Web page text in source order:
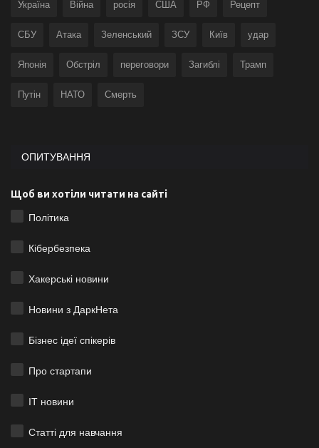
Україна Війна росія США РФ Рецепт
СБУ Атака Зеленський ЗСУ Київ удар
Японія Обстріл переговори Загиблі Трамп
Путін НАТО Смерть
ОПИТУВАННЯ
Щоб ви хотіли читати на сайті
Політика
Кібербезпека
Хакерські новини
Новини з ДаркНета
Бізнес ідеї спікерів
Про стартапи
ІТ новини
Статті для навчання